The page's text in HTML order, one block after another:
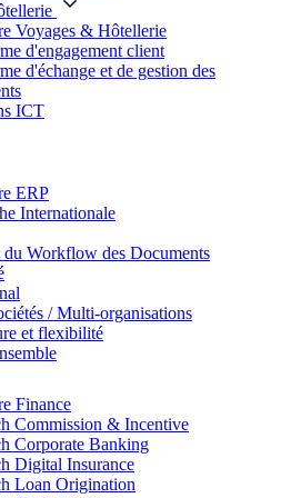
Voyages & Hôtellerie
d'engagement client
d'échange et de gestion des
ICT
ERP
Internationale
du Workflow des Documents
/ Multi-organisations
et flexibilité
Finance
Commission & Incentive
Corporate Banking
Digital Insurance
Loan Origination